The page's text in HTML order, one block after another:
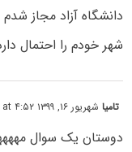
دانشگاه آزاد مجاز
شهر خودم را احتمال
تامیاشهریور ۱۶, ۱۳۹۹ at ۴:۵۲ ب٫ظ
دوستان یک سوال